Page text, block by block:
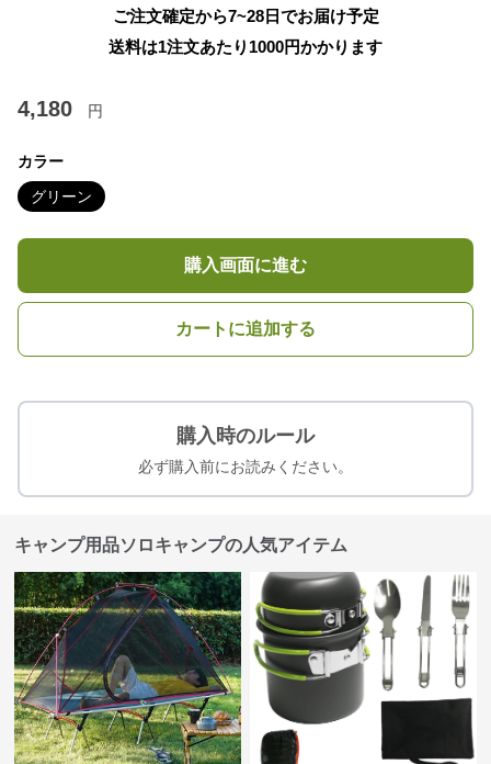
ご注文確定から7~28日でお届け予定
送料は1注文あたり 1000円かかります
4,180 円
カラー
グリーン
購入画面に進む
カートに追加する
購入時のルール
必ず購入前にお読みください。
キャンプ用品ソロキャンプの人気アイテム